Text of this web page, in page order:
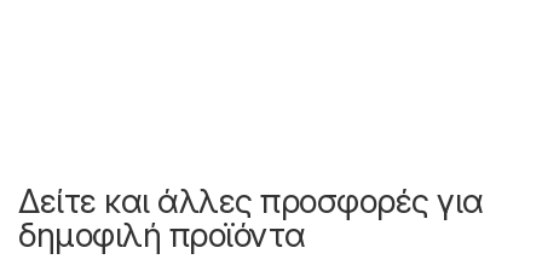
Δείτε και άλλες προσφορές για
δημοφιλή προϊόντα